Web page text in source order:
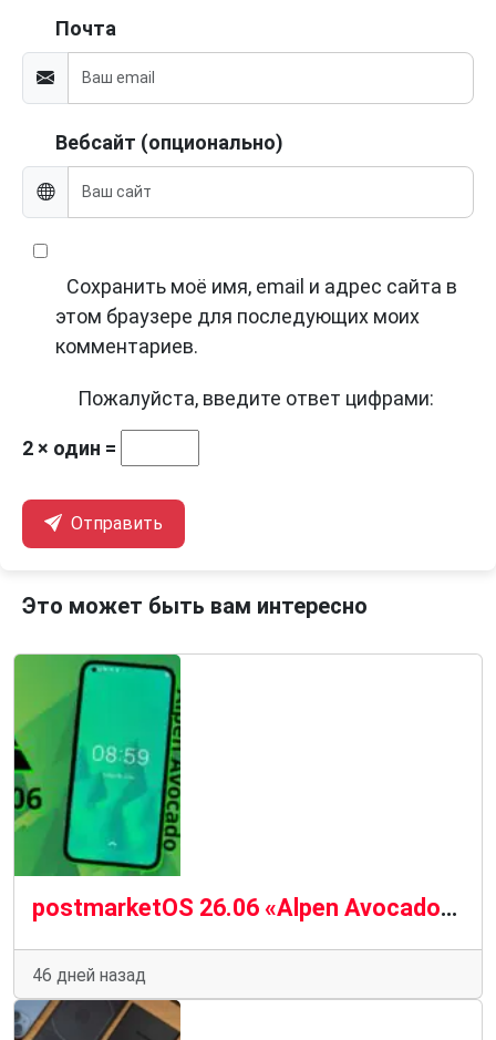
Почта
Вебсайт (опционально)
Сохранить моё имя, email и адрес сайта в
этом браузере для последующих моих
комментариев.
Пожалуйста, введите ответ цифрами:
2 × один =
Отправить
Это может быть вам интересно
postmarketOS 26.06 «Alpen Avocado» — свежие обновления Linux для смартфонов
46 дней назад